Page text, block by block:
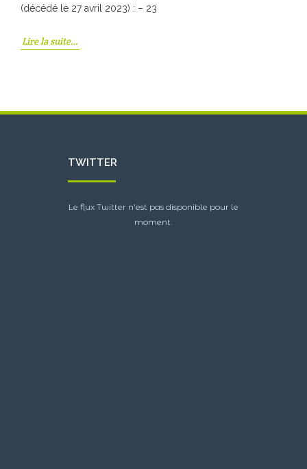
(décédé le 27 avril 2023) : – 23
Lire la suite…
TWITTER
Le flux Twitter n’est pas disponible pour le
moment.